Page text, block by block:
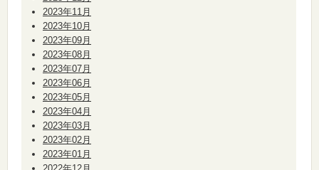
2023年11月
2023年10月
2023年09月
2023年08月
2023年07月
2023年06月
2023年05月
2023年04月
2023年03月
2023年02月
2023年01月